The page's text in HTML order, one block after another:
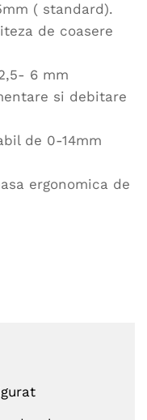
( standard).
de coasere
6 mm
si debitare
de 0-14mm
ergonomica de